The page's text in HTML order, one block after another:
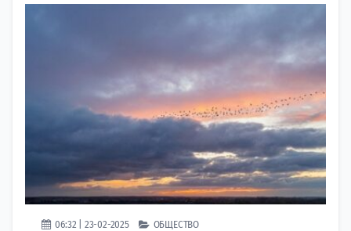
06:32 | 23-02-2025 ОБЩЕСТВО